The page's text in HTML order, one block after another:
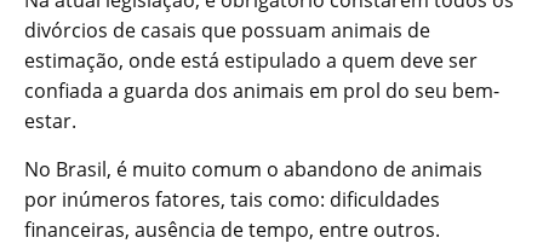
divórcios de casais que possuam animais de
estimação, onde está estipulado a quem deve ser
confiada a guarda dos animais em prol do seu bem-
estar.
No Brasil, é muito comum o abandono de animais
por inúmeros fatores, tais como: dificuldades
financeiras, ausência de tempo, entre outros.